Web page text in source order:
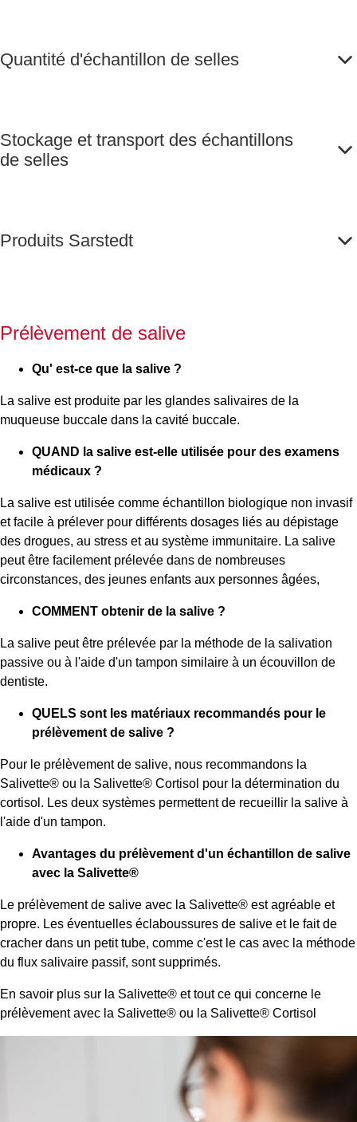
Quantité d'échantillon de selles
Stockage et transport des échantillons
de selles
Produits Sarstedt
Prélèvement de salive
Qu' est-ce que la salive ?
La salive est produite par les glandes salivaires de la
muqueuse buccale dans la cavité buccale.
QUAND la salive est-elle utilisée pour des examens
médicaux ?
La salive est utilisée comme échantillon biologique non invasif
et facile à prélever pour différents dosages liés au dépistage
des drogues, au stress et au système immunitaire. La salive
peut être facilement prélevée dans de nombreuses
circonstances, des jeunes enfants aux personnes âgées,
COMMENT obtenir de la salive ?
La salive peut être prélevée par la méthode de la salivation
passive ou à l'aide d'un tampon similaire à un écouvillon de
dentiste.
QUELS sont les matériaux recommandés pour le
prélèvement de salive ?
Pour le prélèvement de salive, nous recommandons la
Salivette® ou la Salivette® Cortisol pour la détermination du
cortisol. Les deux systèmes permettent de recueillir la salive à
l'aide d'un tampon.
Avantages du prélèvement d'un échantillon de salive
avec la Salivette®
Le prélèvement de salive avec la Salivette® est agréable et
propre. Les éventuelles éclaboussures de salive et le fait de
cracher dans un petit tube, comme c'est le cas avec la méthode
du flux salivaire passif, sont supprimés.
En savoir plus sur la Salivette® et tout ce qui concerne le
prélèvement avec la Salivette® ou la Salivette® Cortisol